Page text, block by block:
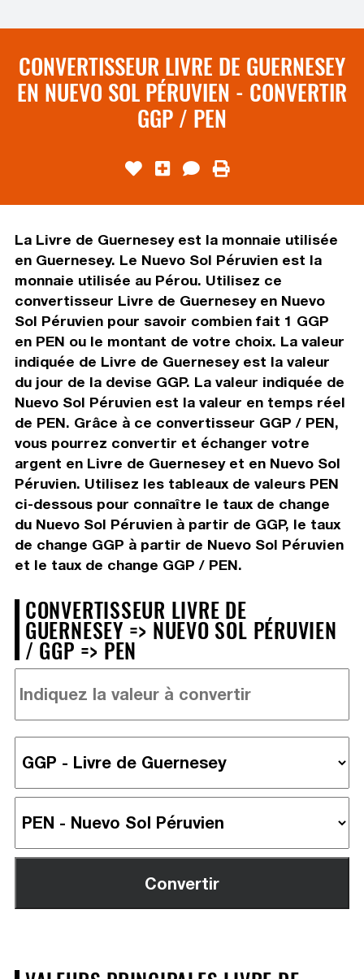
CONVERTISSEUR LIVRE DE GUERNESEY
EN NUEVO SOL PÉRUVIEN - CONVERTIR
GGP / PEN
La Livre de Guernesey est la monnaie utilisée
en Guernesey. Le Nuevo Sol Péruvien est la
monnaie utilisée au Pérou. Utilisez ce
convertisseur Livre de Guernesey en Nuevo
Sol Péruvien pour savoir combien fait 1 GGP
en PEN ou le montant de votre choix. La valeur
indiquée de Livre de Guernesey est la valeur
du jour de la devise GGP. La valeur indiquée de
Nuevo Sol Péruvien est la valeur en temps réel
de PEN. Grâce à ce convertisseur GGP / PEN,
vous pourrez convertir et échanger votre
argent en Livre de Guernesey et en Nuevo Sol
Péruvien. Utilisez les tableaux de valeurs PEN
ci-dessous pour connaître le taux de change
du Nuevo Sol Péruvien à partir de GGP, le taux
de change GGP à partir de Nuevo Sol Péruvien
et le taux de change GGP / PEN.
CONVERTISSEUR LIVRE DE
GUERNESEY => NUEVO SOL PÉRUVIEN
/ GGP => PEN